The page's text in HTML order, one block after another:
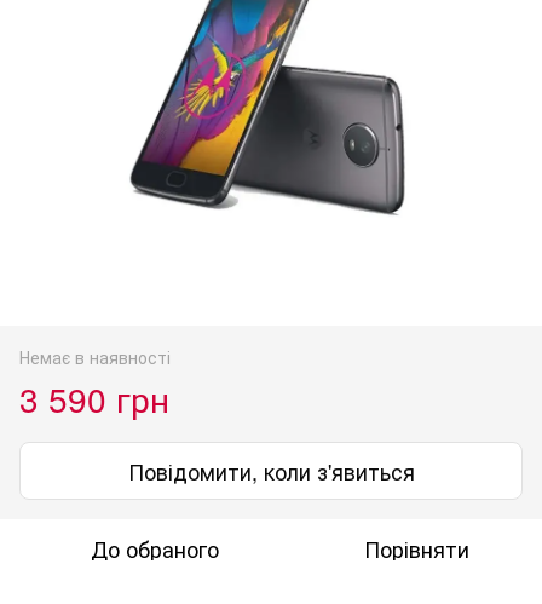
Немає в наявності
3 590 грн
Повідомити, коли з'явиться
До обраного Порівняти